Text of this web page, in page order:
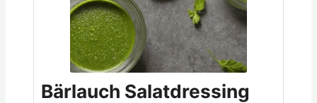
Bärlauch Salatdressing